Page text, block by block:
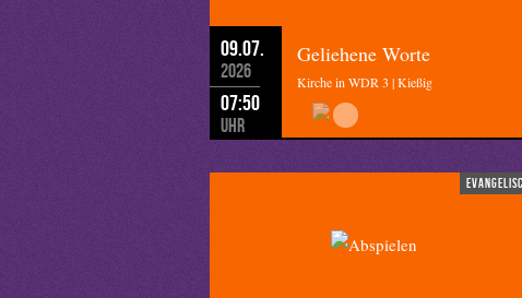
09.07.
2026
07:50
Uhr
Geliehene Worte
Kirche in WDR 3 | Kießig